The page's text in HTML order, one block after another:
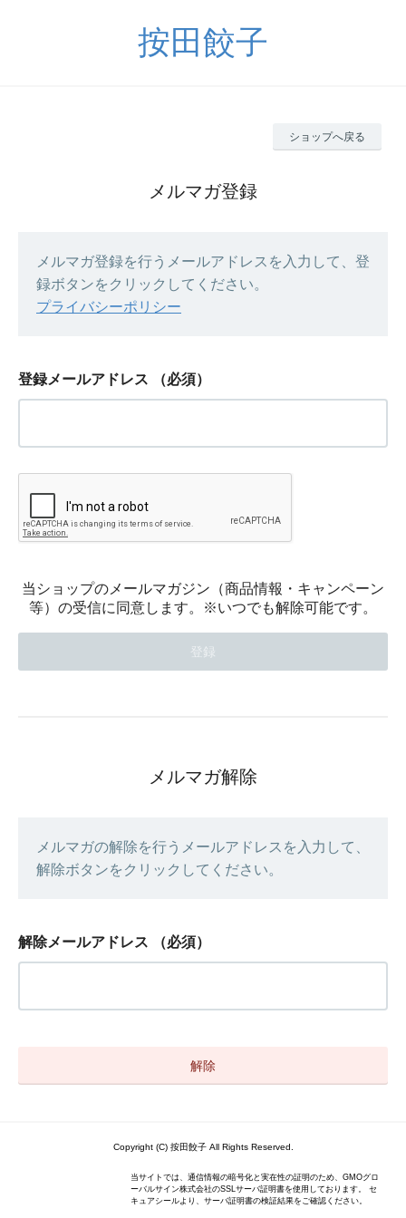
按田餃子
ショップへ戻る
メルマガ登録
メルマガ登録を行うメールアドレスを入力して、登
録ボタンをクリックしてください。
プライバシーポリシー
登録メールアドレス （必須）
当ショップのメールマガジン（商品情報・キャンペーン
等）の受信に同意します。※いつでも解除可能です。
メルマガ解除
メルマガの解除を行うメールアドレスを入力して、
解除ボタンをクリックしてください。
解除メールアドレス （必須）
Copyright (C) 按田餃子 All Rights Reserved.
当サイトでは、通信情報の暗号化と実在性の証明のため、GMOグロ
ーバルサイン株式会社のSSLサーバ証明書を使用しております。 セ
キュアシールより、サーバ証明書の検証結果をご確認ください。